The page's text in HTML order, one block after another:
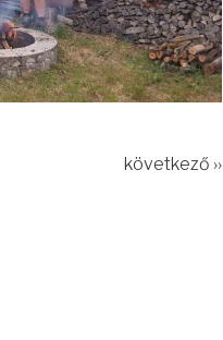
következő ››